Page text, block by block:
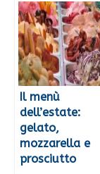
Il menù
dell’estate:
gelato,
mozzarella e
prosciutto